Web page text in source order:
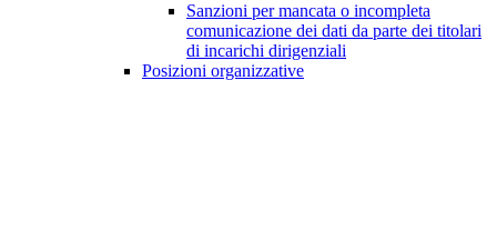
Sanzioni per mancata o incompleta
comunicazione dei dati da parte dei titolari
di incarichi dirigenziali
Posizioni organizzative